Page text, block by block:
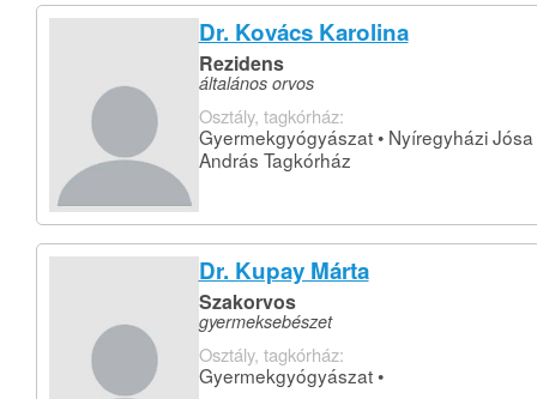
Dr. Kovács Karolina
Rezidens
általános orvos
Osztály, tagkórház:
Gyermekgyógyászat • Nyíregyházi Jósa
András Tagkórház
Dr. Kupay Márta
Szakorvos
gyermeksebészet
Osztály, tagkórház:
Gyermekgyógyászat •